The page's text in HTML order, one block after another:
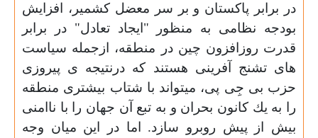
در برابر پاكستان و بر سر معضل كشمير، افزايش
بودجه نظامى به منظور "ايجاد تعادل" در برابر
قدرت روزافزون چين در منطقه، ازجمله سياست
هاى تشنج آفرينى هستند كه درنتيجه ى پيروزى
حزب بى جِى پى، ميتواند با شتاب بيشترى منطقه
را به يك كانون بحران و به تبع آن جهان را با ناامنى
بيش از پيش روبرو ساز د. اما در اين ميان وجه